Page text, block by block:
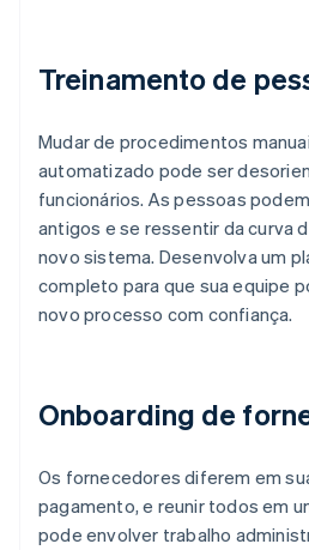
Treinamento de
Mudar de procedimentos
automatizado pode ser
funcionários. As pessoas
antigos e se ressentir da curva
novo sistema. Desenvolva um
completo para que sua equipe
novo processo com confiança.
Onboarding de
Os fornecedores diferem em
pagamento, e reunir todos em
pode envolver trabalho